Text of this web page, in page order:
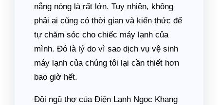
nắng nóng là rất lớn. Tuy nhiên, không
phải ai cũng có thời gian và kiến thức để
tự chăm sóc cho chiếc máy lạnh của
mình. Đó là lý do vì sao dịch vụ vệ sinh
máy lạnh của chúng tôi lại cần thiết hơn
bao giờ hết.
Đội ngũ thợ của Điện Lạnh Ngọc Khang